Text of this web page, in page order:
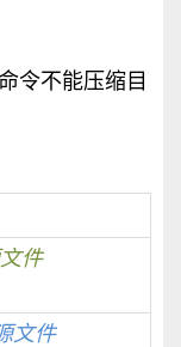
令不能压缩目
件
文件